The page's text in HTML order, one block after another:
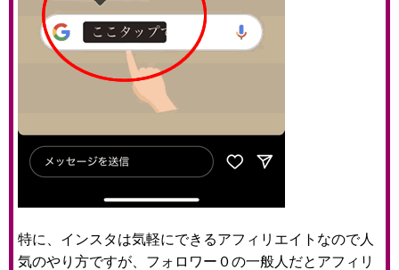
特に、インスタは気軽にできるアフィリエイトなので人
気のやり方ですが、フォロワー０の一般人だとアフィリ